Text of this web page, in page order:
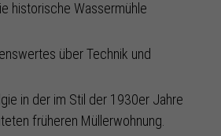
historische Wassermühle
über Technik und
in der im Stil der 1930er Jahre
früheren Müllerwohnung.